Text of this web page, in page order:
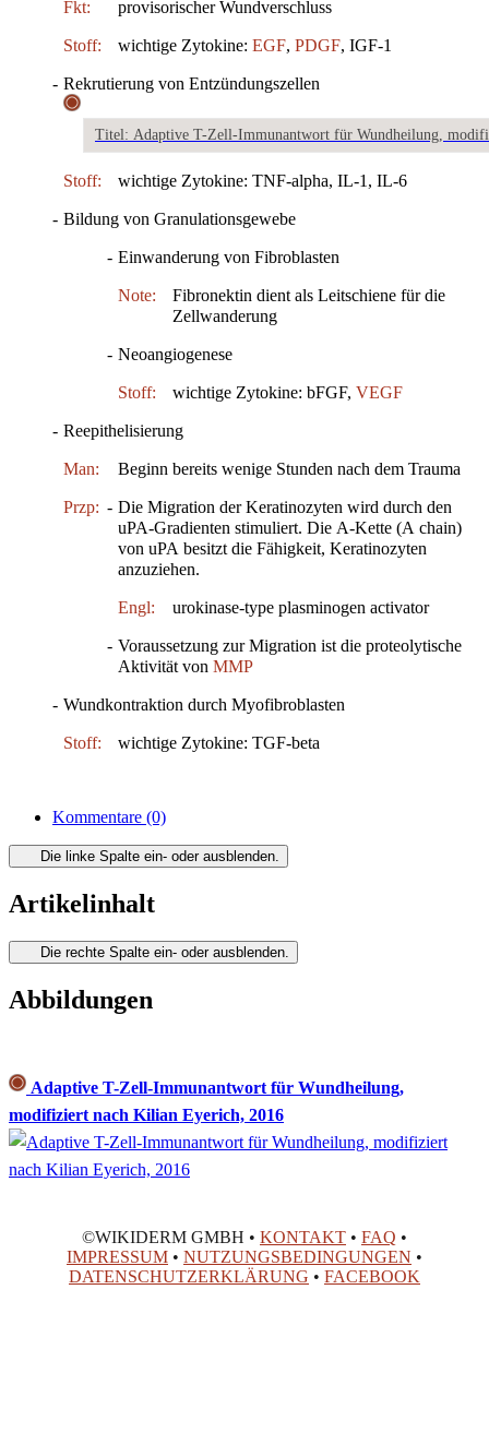
Fkt: provisorischer Wundverschluss
Stoff: wichtige Zytokine: EGF, PDGF, IGF-1
- Rekrutierung von Entzündungszellen
Titel: Adaptive T-Zell-Immunantwort für Wundheilung,
Stoff: wichtige Zytokine: TNF-alpha, IL-1, IL-6
- Bildung von Granulationsgewebe
- Einwanderung von Fibroblasten
Note:
Fibronektin dient als Leitschiene für die
Zellwanderung
- Neoangiogenese
Stoff: wichtige Zytokine: bFGF, VEGF
- Reepithelisierung
Man: Beginn bereits wenige Stunden nach dem Trauma
Przp: - Die Migration der Keratinozyten wird durch den
uPA-Gradienten stimuliert. Die A-Kette (A chain)
von uPA besitzt die Fähigkeit, Keratinozyten
anzuziehen.
Engl: urokinase-type plasminogen activator
- Voraussetzung zur Migration ist die proteolytische
Aktivität von MMP
- Wundkontraktion durch Myofibroblasten
Stoff: wichtige Zytokine: TGF-beta
Kommentare (0)
Die linke Spalte ein- oder ausblenden.
Artikelinhalt
Die rechte Spalte ein- oder ausblenden.
Abbildungen
Adaptive T-Zell-Immunantwort für Wundheilung,
modifiziert nach Kilian Eyerich, 2016
©WIKIDERM GMBH • KONTAKT • FAQ •
IMPRESSUM • NUTZUNGSBEDINGUNGEN •
DATENSCHUTZERKLÄRUNG • FACEBOOK